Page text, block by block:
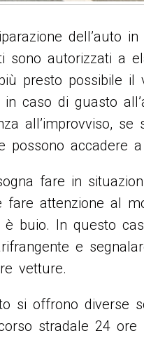
dell’auto
sono autorizzati a
presto possibile il
in caso di guasto
all’improvviso,
possono accadere
fare in
fare attenzione al
è buio. In questo
e
vetture.
si offrono diverse
stradale 24